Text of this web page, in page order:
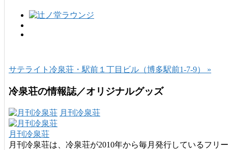
サテライト冷泉荘・駅前１丁目ビル（博多駅前1-7-9） »
冷泉荘の情報誌／オリジナルグッズ
月刊冷泉荘
月刊冷泉荘
月刊冷泉荘は、冷泉荘が2010年から毎月発行しているフリー